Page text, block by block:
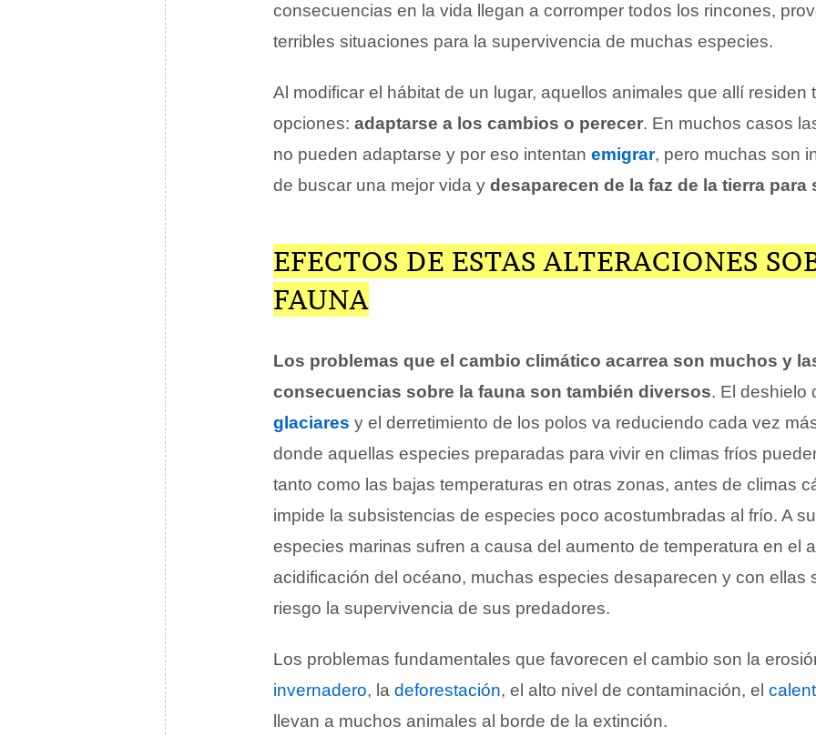
consecuencias en la vida llegan a corromper todos los rincones,
terribles situaciones para la supervivencia de muchas especies.
Al modificar el hábitat de un lugar, aquellos animales que allí residen
opciones: adaptarse a los cambios o perecer. En muchos casos
no pueden adaptarse y por eso intentan emigrar, pero muchas son
de buscar una mejor vida y desaparecen de la faz de la tierra para
EFECTOS DE ESTAS ALTERACIONES
FAUNA
Los problemas que el cambio climático acarrea son muchos y
consecuencias sobre la fauna son también diversos. El deshielo
glaciares y el derretimiento de los polos va reduciendo cada vez
donde aquellas especies preparadas para vivir en climas fríos
tanto como las bajas temperaturas en otras zonas, antes de climas
impide la subsistencias de especies poco acostumbradas al frío. A
especies marinas sufren a causa del aumento de temperatura en el
acidificación del océano, muchas especies desaparecen y con ellas
riesgo la supervivencia de sus predadores.
Los problemas fundamentales que favorecen el cambio son la
invernadero, la deforestación, el alto nivel de contaminación, el
llevan a muchos animales al borde de la extinción.